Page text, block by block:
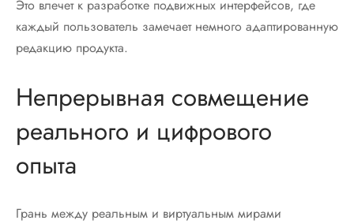
Это влечет к разработке подвижных интерфейсов, где
каждый пользователь замечает немного адаптированную
редакцию продукта.
Непрерывная совмещение
реального и цифрового
опыта
Грань между реальным и виртуальным мирами